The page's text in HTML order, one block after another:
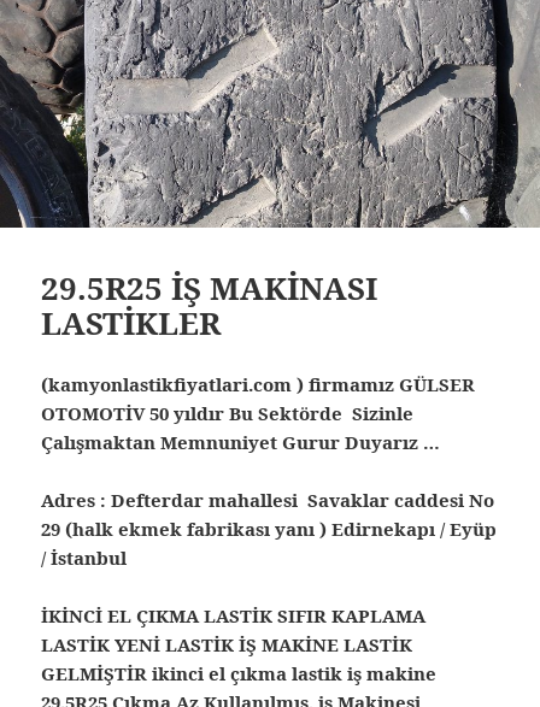
29.5R25 İŞ MAKİNASI
LASTİKLER
(kamyonlastikfiyatlari.com ) firmamız GÜLSER
OTOMOTİV 50 yıldır Bu Sektörde Sizinle
Çalışmaktan Memnuniyet Gurur Duyarız …
Adres : Defterdar mahallesi Savaklar caddesi No
29 (halk ekmek fabrikası yanı ) Edirnekapı / Eyüp
/ İstanbul
İKİNCİ EL ÇIKMA LASTİK SIFIR KAPLAMA
LASTİK YENİ LASTİK İŞ MAKİNE LASTİK
GELMİŞTİR ikinci el çıkma lastik iş makine
29.5R25 Çıkma Az Kullanılmış, iş Makinesi